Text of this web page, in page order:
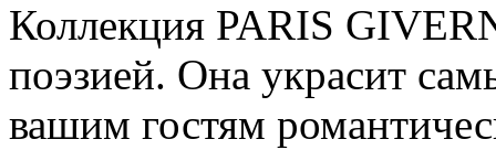
Коллекция PARIS
поэзией. Она украсит
вашим гостям